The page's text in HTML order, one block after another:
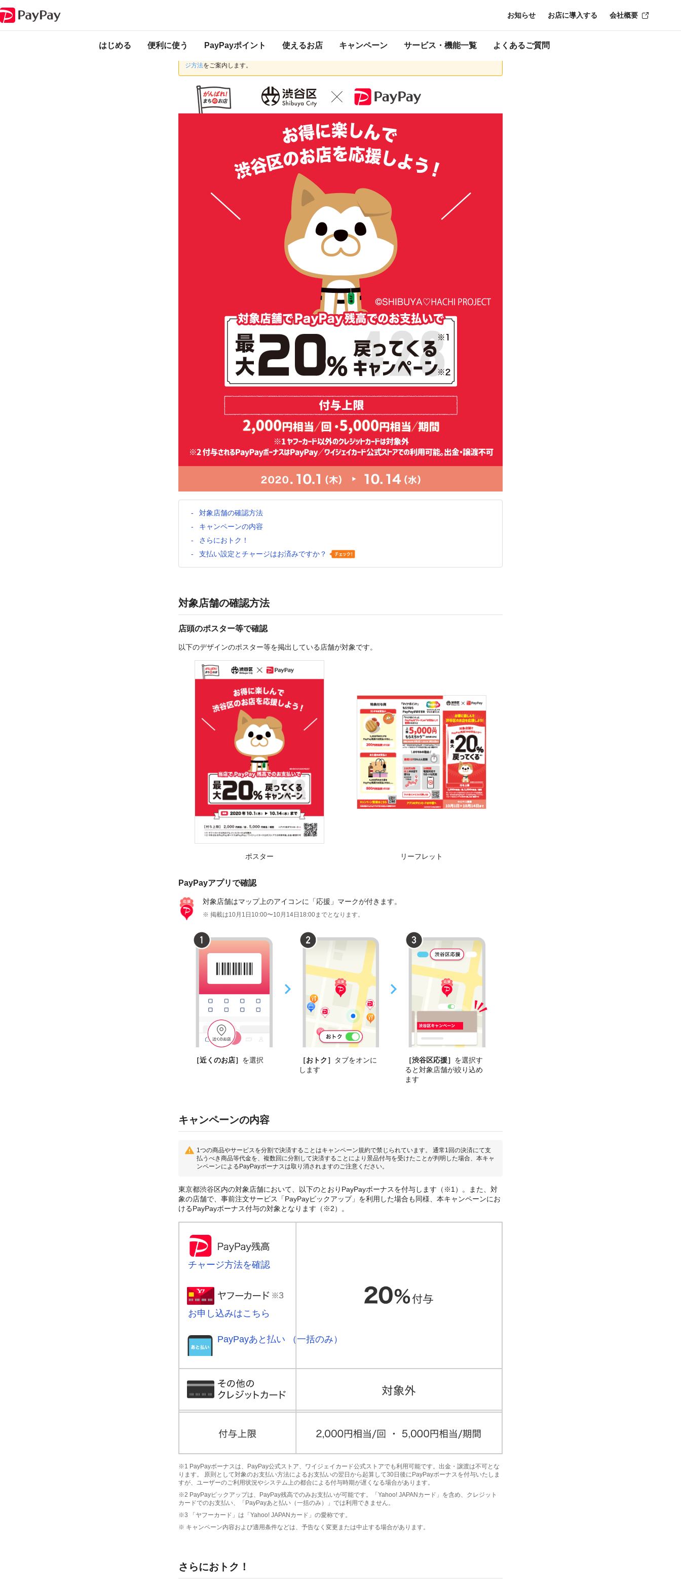
はじめる 便利に使う PayPayポイント 使えるお店 キャンペーン サービス・機能一覧 よくあるご質問
お知らせ お店に導入する 会社概要
ります。
ジ方法をご案内します。
対象店舗の確認方法
キャンペーンの内容
さらにおトク！
支払い設定とチャージはお済みですか？
対象店舗の確認方法
店頭のポスター等で確認
以下のデザインのポスター等を掲出している店舗が対象です。
ポスター リーフレット
PayPayアプリで確認
対象店舗はマップ上のアイコンに「応援」マークが付きます。
※ 掲載は10月1日10:00〜10月14日18:00までとなります。
［近くのお店］ を選択 ［おトク］
タブをオンに
します
［渋谷区応援］ を選択す
ると対象店舗が絞り込め
ます
キャンペーンの内容
1つの商品やサービスを分割で決済することはキャンペーン規約で禁じられています。 通常1回の決済にて支
払うべき商品等代金を、複数回に分割して決済することにより景品付与を受けたことが判明した場合、本キャ
ンペーンによるPayPayボーナスは取り消されますのご注意ください。
東京都渋谷区内の対象店舗において、以下のとおりPayPayボーナスを付与します（※1）。また、対
象の店舗で、事前注文サービス「PayPayピックアップ」を利用した場合も同様、本キャンペーンにお
けるPayPayボーナス付与の対象となります（※2）。
チャージ方法を確認
お申し込みはこちら
PayPayあと払い （一括のみ）
※1 PayPayボーナスは、PayPay公式ストア、ワイジェイカード公式ストアでも利用可能です。出金・譲渡は不可とな
ります。 原則として対象のお支払い方法によるお支払いの翌日から起算して30日後にPayPayボーナスを付与いたしま
すが、ユーザーのご利用状況やシステム上の都合による付与時期が遅くなる場合があります。
※2 PayPayピックアップは、PayPay残高でのみお支払いが可能です。「Yahoo! JAPANカード」を含め、クレジット
カードでのお支払い、「PayPayあと払い（一括のみ）」では利用できません。
※3 「ヤフーカード」は「Yahoo! JAPANカード」の愛称です。
※ キャンペーン内容および適用条件などは、予告なく変更または中止する場合があります。
さらにおトク！